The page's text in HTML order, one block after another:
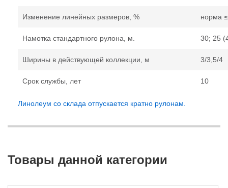
Изменение линейных размеров, % норма
Намотка стандартного рулона, м. 30; 25
Ширины в действующей коллекции, м 3/3,5/4
Срок службы, лет 10
Линолеум со склада отпускается кратно рулонам.
Товары данной категории